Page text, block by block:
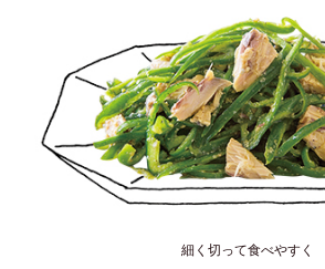
細く切って食べやすく